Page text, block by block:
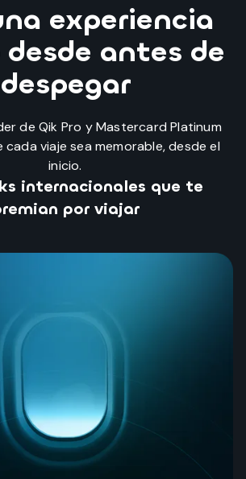
experiencia
antes de
despegar
de Qik Pro y Mastercard Platinum
viaje sea memorable, desde el
inicio.
internacionales que te
por viajar